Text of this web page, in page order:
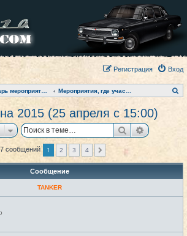
Вход
Регистрация
о
2015 (25 апреля с 15:00)
Поиск
сообщений 1 2 3 4
Сообщение
TANKER